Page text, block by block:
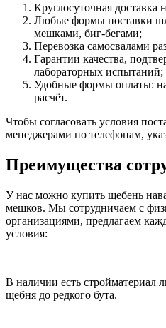
Круглосуточная доставка
Любые формы поставки
мешками, биг-бегами;
Перевозка самосвалами
Гарантии качества,
лабораторных испытаний;
Удобные формы оплаты:
расчёт.
Чтобы согласовать условия
менеджерами по телефонам,
Преимущества
У нас можно купить щебень
мешков. Мы сотрудничаем с
организациями, предлагаем
условия:
В наличии есть стройматериал
щебня до редкого бута.